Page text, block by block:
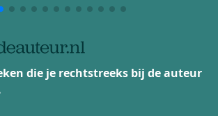
die je rechtstreeks bij de auteur